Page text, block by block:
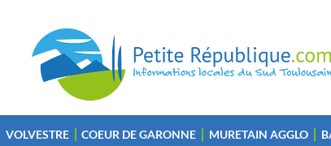
VOLVESTRE COEUR DE GARONNE MURETAIN AGGLO